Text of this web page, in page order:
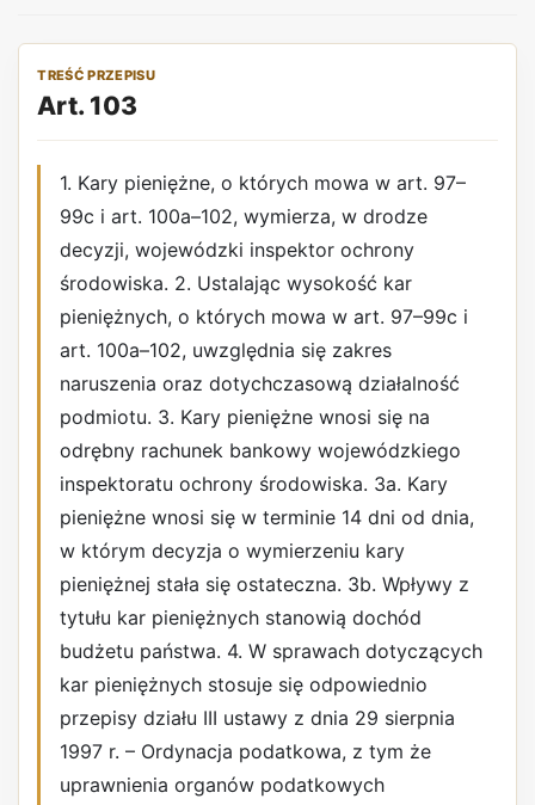
TREŚĆ PRZEPISU
Art. 103
1. Kary pieniężne, o których mowa w art. 97–
99c i art. 100a–102, wymierza, w drodze
decyzji, wojewódzki inspektor ochrony
środowiska. 2. Ustalając wysokość kar
pieniężnych, o których mowa w art. 97–99c i
art. 100a–102, uwzględnia się zakres
naruszenia oraz dotychczasową działalność
podmiotu. 3. Kary pieniężne wnosi się na
odrębny rachunek bankowy wojewódzkiego
inspektoratu ochrony środowiska. 3a. Kary
pieniężne wnosi się w terminie 14 dni od dnia,
w którym decyzja o wymierzeniu kary
pieniężnej stała się ostateczna. 3b. Wpływy z
tytułu kar pieniężnych stanowią dochód
budżetu państwa. 4. W sprawach dotyczących
kar pieniężnych stosuje się odpowiednio
przepisy działu III ustawy z dnia 29 sierpnia
1997 r. – Ordynacja podatkowa, z tym że
uprawnienia organów podatkowych